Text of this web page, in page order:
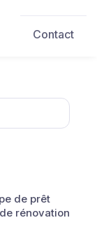
Contact
de prêt
rénovation